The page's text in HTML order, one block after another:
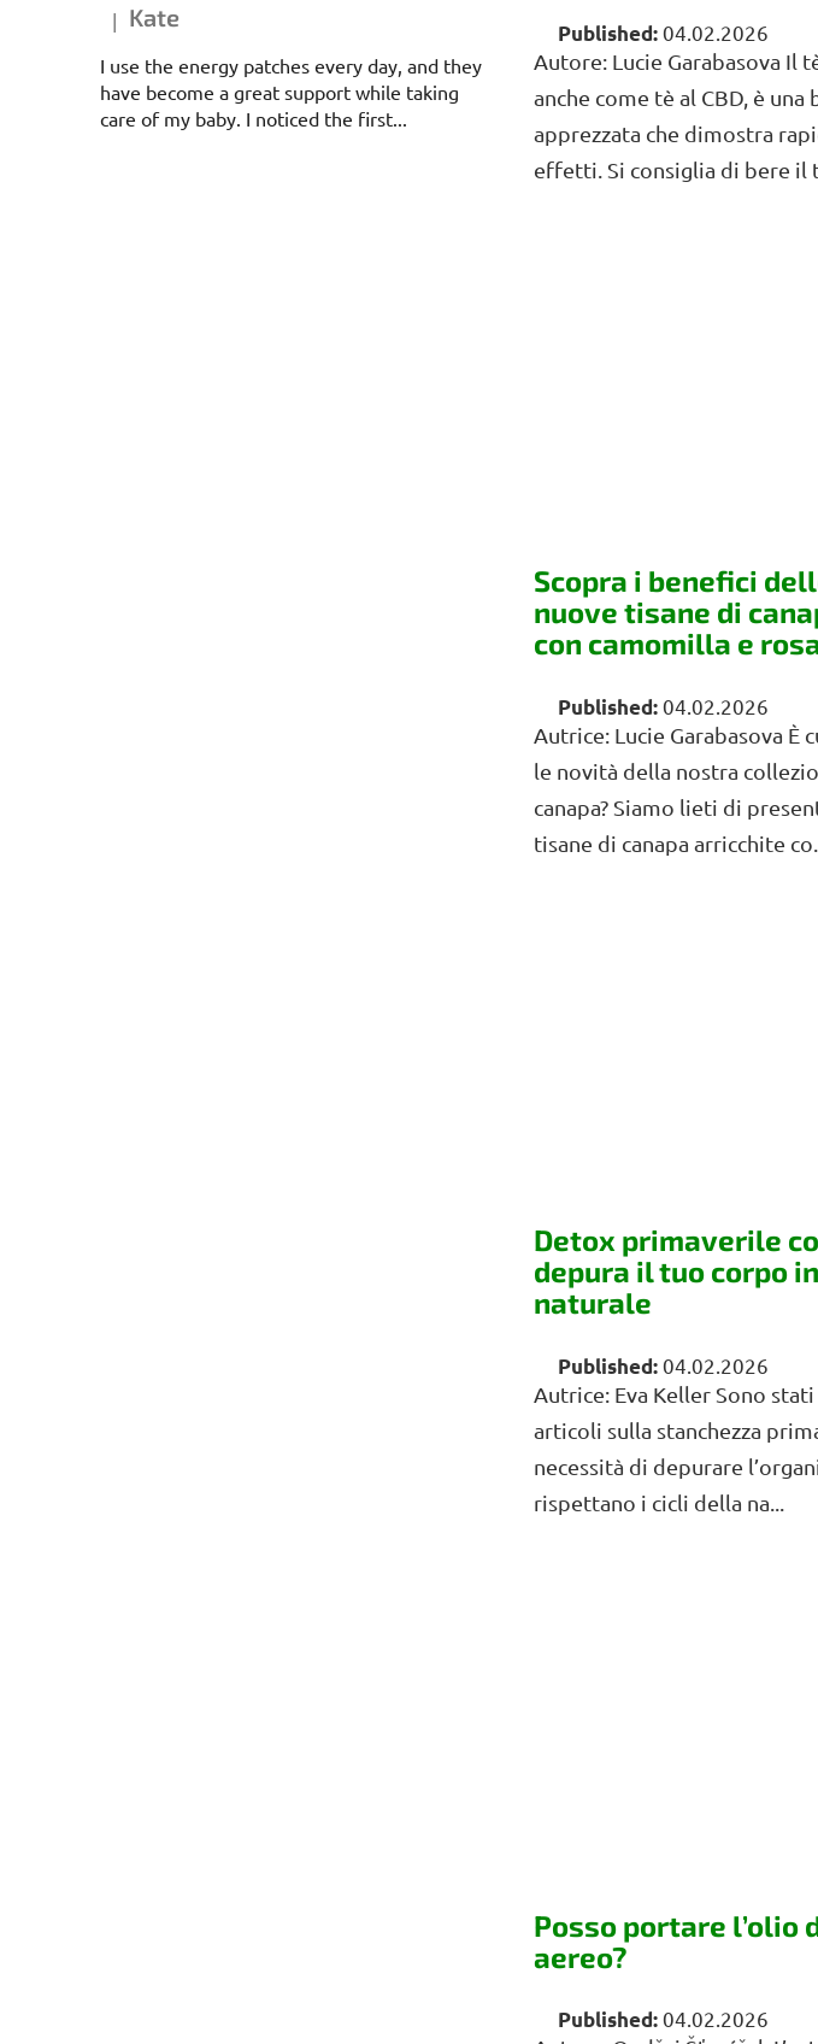
La valutazione del prodotto è 5 su 5 stelle.
| Kate
I use the energy patches every day, and they
have become a great support while taking
care of my baby. I noticed the first...
04.02.2026
Autore: Lucie Garabasova Il
anche come tè al CBD, è
apprezzata che dimostra
effetti. Si consiglia di bere il
Scopra i benefici
nuove tisane di
con camomilla e
04.02.2026
Autrice: Lucie Garabasova È
le novità della nostra
canapa? Siamo lieti di
tisane di canapa arricchite co...
Detox primaverile
depura il tuo corpo
naturale
04.02.2026
Autrice: Eva Keller Sono
articoli sulla stanchezza
necessità di depurare
rispettano i cicli della na...
Posso portare l’olio
aereo?
04.02.2026